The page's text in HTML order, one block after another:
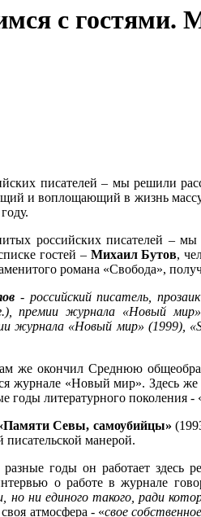
с гостями.
писателей – мы решили
и воплощающий в жизнь
российских писателей – мы
гостей – Михаил Бутов,
романа «Свобода»,
- российский писатель,
г.), премии журнала «Новый
журнала «Новый мир» (1999),
окончил Среднюю
журнале «Новый мир». Здесь
годы литературного поколения -
Севы, самоубийцы»
писательской манерой.
годы он работает здесь
о работе в журнале
но ни единого такого, ради
атмосфера - «свое